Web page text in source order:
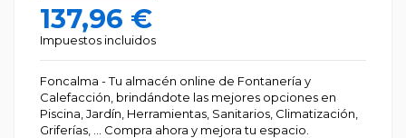
137,96 €
Impuestos incluidos
Foncalma - Tu almacén online de Fontanería y
Calefacción, brindándote las mejores opciones en
Piscina, Jardín, Herramientas, Sanitarios, Climatización,
Griferías, … Compra ahora y mejora tu espacio.